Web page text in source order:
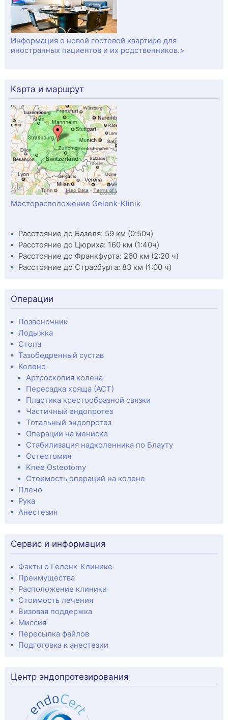
Информация о новой гостевой квартире для
иностранных пациентов и их родственников.>
Карта и маршрут
Месторасположение Gelenk-Klinik
Расстояние до Базеля: 59 км (0:50ч)
Расстояние до Цюриха: 160 км (1:40ч)
Расстояние до Франкфурта: 260 км (2:20 ч)
Расстояние до Страсбурга: 83 км (1:00 ч)
Операции
Позвоночник
Лодыжка
Стопа
Тазобедренный сустав
Колено
Артроскопия колена
Пересадка хряща (АСТ)
Пластика крестообразной связки
Частичный эндопротез
Тотальный эндопротез
Операции на мениске
Стабилизация надколенника по Блауту
Остеотомия
Knee Osteotomy
Стоимость операций на колене
Плечо
Рука
Анестезия
Сервис и информация
Факты о Геленк-Клинике
Преимущества
Расположение клиники
Стоимость лечения
Визовая поддержка
Миссия
Пересылка файлов
Подготовка к анестезии
Центр эндопротезирования